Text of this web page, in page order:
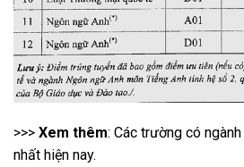
>>> Xem thêm: Các trường có ngành
nhất hiện nay.